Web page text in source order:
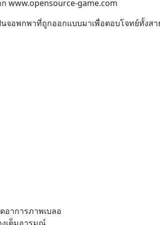
www.opensource-game.com
จอพกพาที่ถูกออกแบบมาเพื่อตอบโจทย์ทั้งส
อาการภาพเบลอ